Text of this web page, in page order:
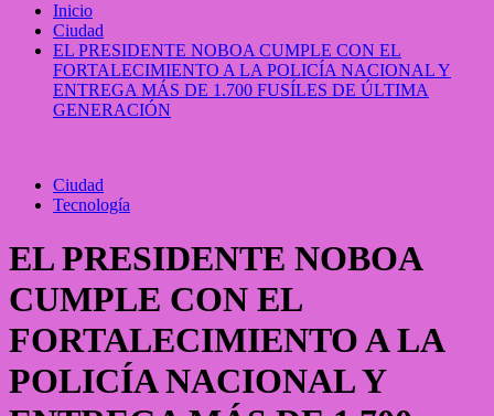
Inicio
Ciudad
EL PRESIDENTE NOBOA CUMPLE CON EL
FORTALECIMIENTO A LA POLICÍA NACIONAL Y
ENTREGA MÁS DE 1.700 FUSÍLES DE ÚLTIMA
GENERACIÓN
Ciudad
Tecnología
EL PRESIDENTE NOBOA
CUMPLE CON EL
FORTALECIMIENTO A LA
POLICÍA NACIONAL Y